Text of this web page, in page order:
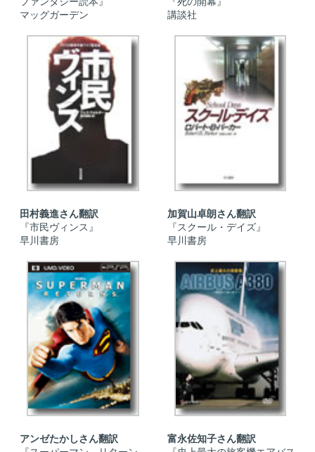
マッグガーデン
講談社
田村義進さん翻訳
『市民ヴィンス』
早川書房
加賀山卓朗さん翻訳
『スクール・デイズ』
早川書房
アンゼたかしさん翻訳
富永佐知子さん翻訳